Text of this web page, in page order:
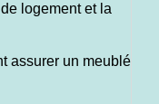
logement et la
assurer un meublé